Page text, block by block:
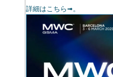
詳細はこちら➟。